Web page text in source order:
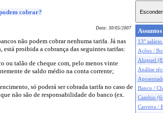
Assuntos
13°
Ações /
Aluguel
Análise
Banco /
Cambio
Carreira /
cobrar?
Data: 30/05/2007
não podem cobrar nenhuma tarifa. Já nas
proibida a cobrança das seguintes tarifas:
ou talão de cheque com, pelo menos vinte
de saldo médio na conta corrente;
só poderá ser cobrada tarifa no caso de
não são de responsabilidade do banco (ex.